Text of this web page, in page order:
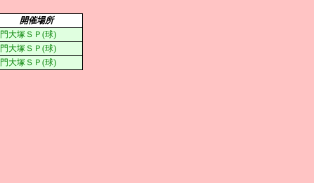
開催場所
大塚ＳＰ(球)
大塚ＳＰ(球)
大塚ＳＰ(球)